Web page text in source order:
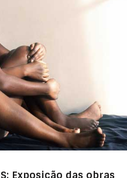
Exposição das obras